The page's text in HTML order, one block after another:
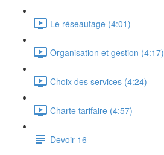
Le réseautage (4:01)
Organisation et gestion (4:17)
Choix des services (4:24)
Charte tarifaire (4:57)
Devoir 16